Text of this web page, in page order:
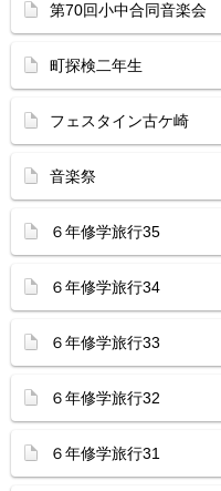
第70回小中合同音楽会
町探検二年生
フェスタイン古ケ崎
音楽祭
６年修学旅行35
６年修学旅行34
６年修学旅行33
６年修学旅行32
６年修学旅行31